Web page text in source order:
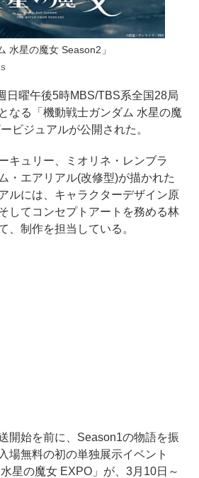
水星の魔女 Season2」
日曜午後5時MBS/TBS系全国28局
なる「機動戦士ガンダム 水星の魔
ビジュアルが公開された。
キュリー、ミオリネ・レンブラ
・エアリアル(改修型)が描かれた
ルには、キャラクターデザイン原
してコンセプトアートを務める林
、制作を担当している。
開始を前に、Season1の物語を振
場無料の初の単独展示イベント
星の魔女 EXPO」が、3月10日～